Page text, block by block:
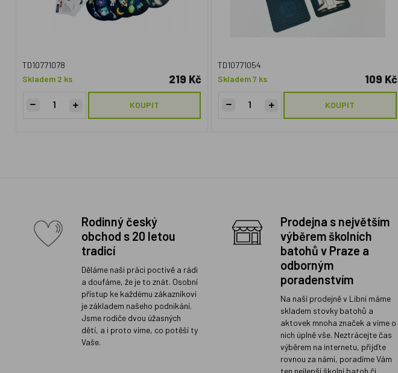
TD10771078
Skladem 2 ks
219 Kč
KOUPIT
TD10771054
Skladem 7 ks
109 Kč
KOUPIT
Rodinný český
obchod s 20 letou
tradicí
Děláme naši práci poctivě a rádi
a doufáme, že je to znát. Osobní
přístup ke každému zákazníkovi
je základem našeho podnikání.
Jsme rodiče dvou úžasných
dětí, a i proto víme, co potěší ty
Vaše.
Prodejna s největším
výběrem školních
batohů v Praze a
odborným
poradenstvím
Na naší prodejně v Libni máme
skladem stovky batohů a
aktovek mnoha značek a víme o
nich úplně vše. Neztrácejte čas
výběrem na internetu, přijďte
rovnou za námi, poradíme Vám
ten nejlepší školní batoh či